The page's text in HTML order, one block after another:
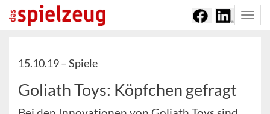
15.10.19 –Spiele
Goliath Toys: Köpfchen gefragt